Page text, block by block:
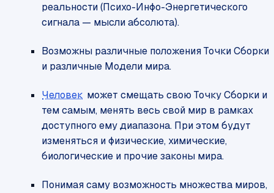
реальности (Психо-Инфо-Энергетического
сигнала — мысли абсолюта).
Возможны различные положения Точки Сборки
и различные Модели мира.
Человек может смещать свою Точку Сборки и
тем самым, менять весь свой мир в рамках
доступного ему диапазона. При этом будут
изменяться и физические, химические,
биологические и прочие законы мира.
Понимая саму возможность множества миров,